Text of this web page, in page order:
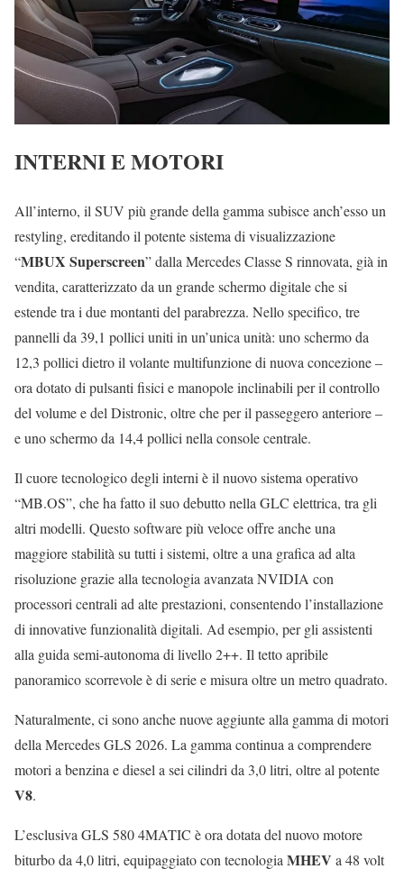
INTERNI E MOTORI
All’interno, il SUV più grande della gamma subisce anch’esso un
restyling, ereditando il potente sistema di visualizzazione
“MBUX Superscreen” dalla Mercedes Classe S rinnovata, già in
vendita, caratterizzato da un grande schermo digitale che si
estende tra i due montanti del parabrezza. Nello specifico, tre
pannelli da 39,1 pollici uniti in un’unica unità: uno schermo da
12,3 pollici dietro il volante multifunzione di nuova concezione –
ora dotato di pulsanti fisici e manopole inclinabili per il controllo
del volume e del Distronic, oltre che per il passeggero anteriore –
e uno schermo da 14,4 pollici nella console centrale.
Il cuore tecnologico degli interni è il nuovo sistema operativo
“MB.OS”, che ha fatto il suo debutto nella GLC elettrica, tra gli
altri modelli. Questo software più veloce offre anche una
maggiore stabilità su tutti i sistemi, oltre a una grafica ad alta
risoluzione grazie alla tecnologia avanzata NVIDIA con
processori centrali ad alte prestazioni, consentendo l’installazione
di innovative funzionalità digitali. Ad esempio, per gli assistenti
alla guida semi-autonoma di livello 2++. Il tetto apribile
panoramico scorrevole è di serie e misura oltre un metro quadrato.
Naturalmente, ci sono anche nuove aggiunte alla gamma di motori
della Mercedes GLS 2026. La gamma continua a comprendere
motori a benzina e diesel a sei cilindri da 3,0 litri, oltre al potente
V8.
L’esclusiva GLS 580 4MATIC è ora dotata del nuovo motore
biturbo da 4,0 litri, equipaggiato con tecnologia MHEV a 48 volt